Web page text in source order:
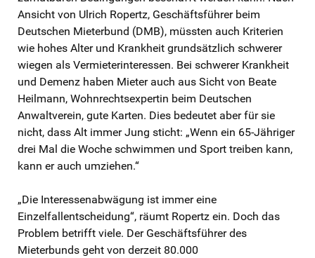
Ansicht von Ulrich Ropertz, Geschäftsführer beim
Deutschen Mieterbund (DMB), müssten auch Kriterien
wie hohes Alter und Krankheit grundsätzlich schwerer
wiegen als Vermieterinteressen. Bei schwerer Krankheit
und Demenz haben Mieter auch aus Sicht von Beate
Heilmann, Wohnrechtsexpertin beim Deutschen
Anwaltverein, gute Karten. Dies bedeutet aber für sie
nicht, dass Alt immer Jung sticht: „Wenn ein 65-Jähriger
drei Mal die Woche schwimmen und Sport treiben kann,
kann er auch umziehen.“
„Die Interessenabwägung ist immer eine
Einzelfallentscheidung“, räumt Ropertz ein. Doch das
Problem betrifft viele. Der Geschäftsführer des
Mieterbunds geht von derzeit 80.000